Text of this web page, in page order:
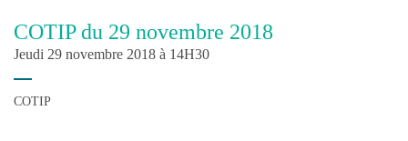
COTIP du 29 novembre 2018
Jeudi 29 novembre 2018 à 14H30
COTIP